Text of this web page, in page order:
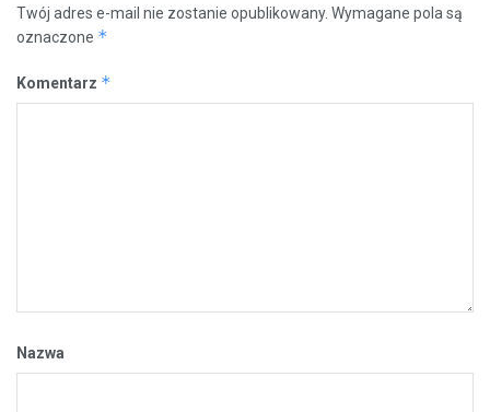
Twój adres e-mail nie zostanie opublikowany. Wymagane pola są
oznaczone *
Komentarz *
Nazwa